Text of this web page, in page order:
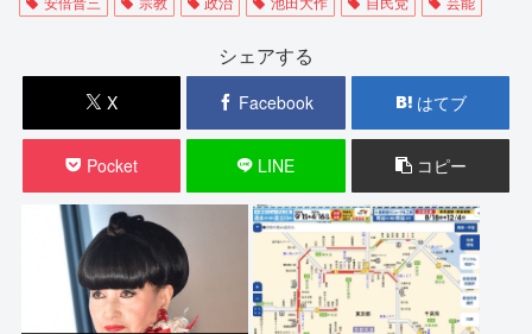
シェアする
X Facebook はてブ
Pocket LINE コピー